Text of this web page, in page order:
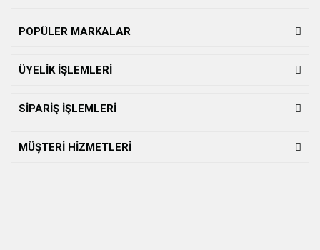
POPÜLER MARKALAR
ÜYELİK İŞLEMLERİ
SİPARİŞ İŞLEMLERİ
MÜŞTERİ HİZMETLERİ